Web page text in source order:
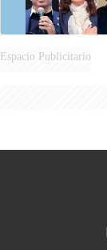
Espacio Publicitario